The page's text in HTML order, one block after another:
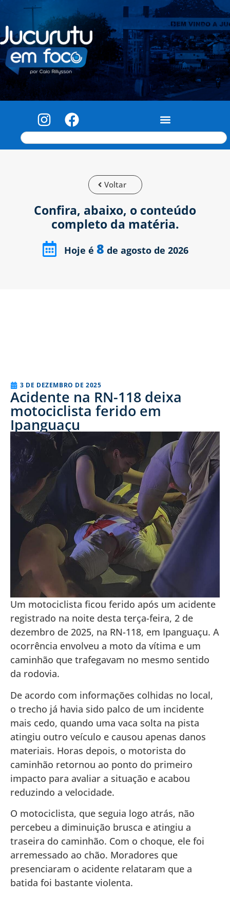
Voltar
Confira, abaixo, o conteúdo
completo da matéria.
Hoje é 8 de agosto de 2026
3 DE DEZEMBRO DE 2025
Acidente na RN-118 deixa
motociclista ferido em
Ipanguaçu
Um motociclista ficou ferido após um acidente
registrado na noite desta terça-feira, 2 de
dezembro de 2025, na RN-118, em Ipanguaçu. A
ocorrência envolveu a moto da vítima e um
caminhão que trafegavam no mesmo sentido
da rodovia.
De acordo com informações colhidas no local,
o trecho já havia sido palco de um incidente
mais cedo, quando uma vaca solta na pista
atingiu outro veículo e causou apenas danos
materiais. Horas depois, o motorista do
caminhão retornou ao ponto do primeiro
impacto para avaliar a situação e acabou
reduzindo a velocidade.
O motociclista, que seguia logo atrás, não
percebeu a diminuição brusca e atingiu a
traseira do caminhão. Com o choque, ele foi
arremessado ao chão. Moradores que
presenciaram o acidente relataram que a
batida foi bastante violenta.